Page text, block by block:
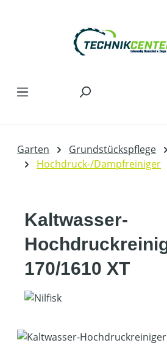
Garten Grundstückspflege
Hochdruck-/Dampfreiniger
Kaltwasser-
170/1610 XT
Bildergalerie überspringen